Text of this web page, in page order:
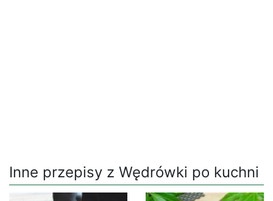
Inne przepisy z Wędrówki po kuchni